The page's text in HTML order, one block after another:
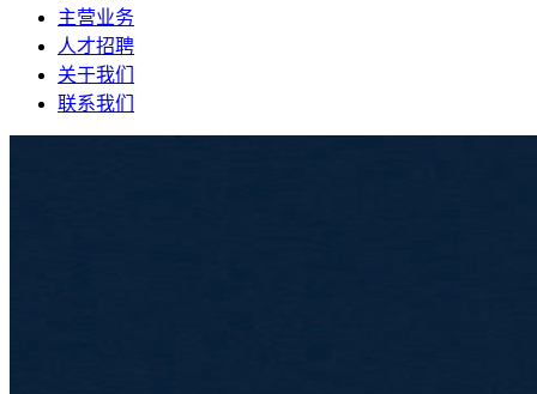
主营业务
人才招聘
关于我们
联系我们